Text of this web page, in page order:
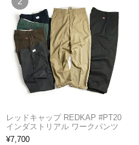
レッドキャップ REDKAP #PT20
インダストリアル ワークパンツ
¥7,700